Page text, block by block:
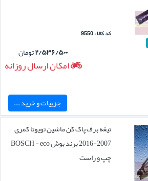
کد کالا : 9550
۲/۵۳۶/۵۰۰تومان
امکان ارسال روزانه
جزییات و خرید ...
تیغه برف پاک کن ماشین تویوتا کمری
2007-2016 برند بوش BOSCH - eco
چپ و راست